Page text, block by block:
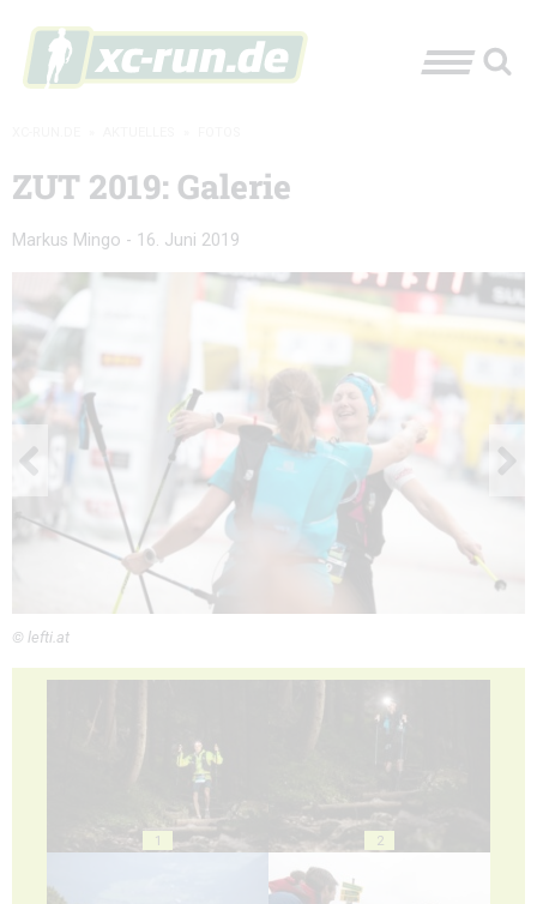
ZUT 2019: Galerie
Markus Mingo - 16. Juni 2019
© lefti.at
1 2